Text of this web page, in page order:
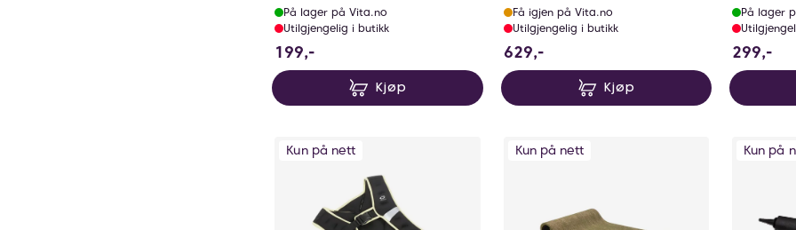
På lager på Vita.no
Utilgjengelig i butikk
199,-
Kjøp
Få igjen på Vita.no
Utilgjengelig i butikk
629,-629 NOK
Kjøp
På lager
299,-
Kun på nett Kun på nett Kun på